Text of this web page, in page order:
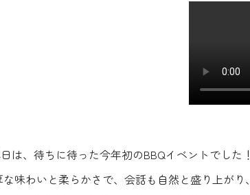
は、待ちに待った今年初のBBQイベントでし
味わいと柔らかさで、会話も自然と盛り上が